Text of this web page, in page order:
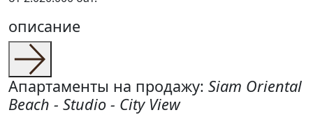
описание
Апартаменты на продажу: Siam Oriental
Beach - Studio - City View